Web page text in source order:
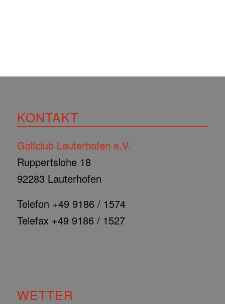
KONTAKT
Golfclub Lauterhofen e.V.
Ruppertslohe 18
92283 Lauterhofen
Telefon +49 9186 / 1574
Telefax +49 9186 / 1527
WETTER